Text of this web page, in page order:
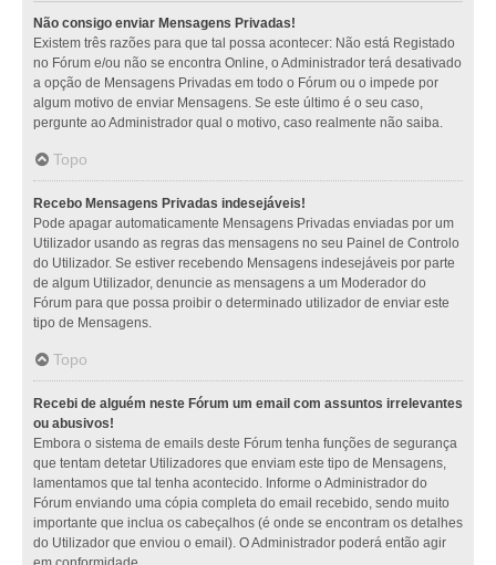
Não consigo enviar Mensagens Privadas!
Existem três razões para que tal possa acontecer: Não está Registado
no Fórum e/ou não se encontra Online, o Administrador terá desativado
a opção de Mensagens Privadas em todo o Fórum ou o impede por
algum motivo de enviar Mensagens. Se este último é o seu caso,
pergunte ao Administrador qual o motivo, caso realmente não saiba.
Topo
Recebo Mensagens Privadas indesejáveis!
Pode apagar automaticamente Mensagens Privadas enviadas por um
Utilizador usando as regras das mensagens no seu Painel de Controlo
do Utilizador. Se estiver recebendo Mensagens indesejáveis por parte
de algum Utilizador, denuncie as mensagens a um Moderador do
Fórum para que possa proibir o determinado utilizador de enviar este
tipo de Mensagens.
Topo
Recebi de alguém neste Fórum um email com assuntos irrelevantes
ou abusivos!
Embora o sistema de emails deste Fórum tenha funções de segurança
que tentam detetar Utilizadores que enviam este tipo de Mensagens,
lamentamos que tal tenha acontecido. Informe o Administrador do
Fórum enviando uma cópia completa do email recebido, sendo muito
importante que inclua os cabeçalhos (é onde se encontram os detalhes
do Utilizador que enviou o email). O Administrador poderá então agir